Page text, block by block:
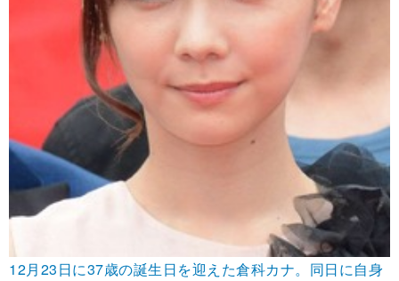
12月23日に37歳の誕生日を迎えた倉科カナ。同日に自身